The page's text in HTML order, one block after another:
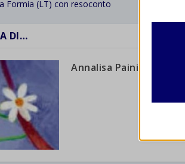
Formia (LT) con resoconto
DI…
Annalisa Paini
I
Altri